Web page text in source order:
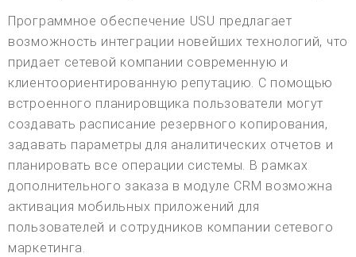
Программное обеспечение USU предлагает
возможность интеграции новейших технологий, что
придает сетевой компании современную и
клиентоориентированную репутацию. С помощью
встроенного планировщика пользователи могут
создавать расписание резервного копирования,
задавать параметры для аналитических отчетов и
планировать все операции системы. В рамках
дополнительного заказа в модуле CRM возможна
активация мобильных приложений для
пользователей и сотрудников компании сетевого
маркетинга.